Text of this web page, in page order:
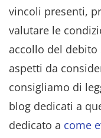
vincoli presenti,
valutare le
accollo del debito
aspetti da
consigliamo di
blog dedicati a
dedicato a come